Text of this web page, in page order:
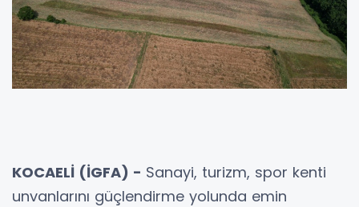
KOCAELİ (İGFA) - Sanayi, turizm, spor kenti
unvanlarını güçlendirme yolunda emin